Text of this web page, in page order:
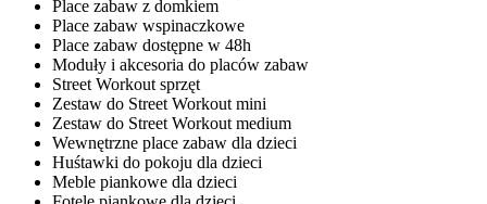
Place zabaw z domkiem
Place zabaw wspinaczkowe
Place zabaw dostępne w 48h
Moduły i akcesoria do placów zabaw
Street Workout sprzęt
Zestaw do Street Workout mini
Zestaw do Street Workout medium
Wewnętrzne place zabaw dla dzieci
Huśtawki do pokoju dla dzieci
Meble piankowe dla dzieci